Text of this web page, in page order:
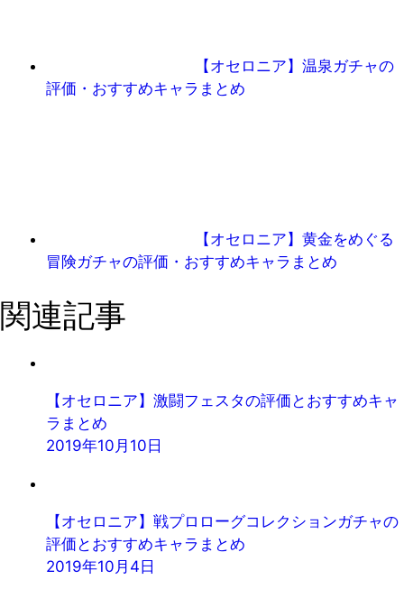
【オセロニア】温泉ガチャの
評価・おすすめキャラまとめ
【オセロニア】黄金をめぐる
冒険ガチャの評価・おすすめキャラまとめ
関連記事
【オセロニア】激闘フェスタの評価とおすすめキャ
ラまとめ
2019年10月10日
【オセロニア】戦プロローグコレクションガチャの
評価とおすすめキャラまとめ
2019年10月4日